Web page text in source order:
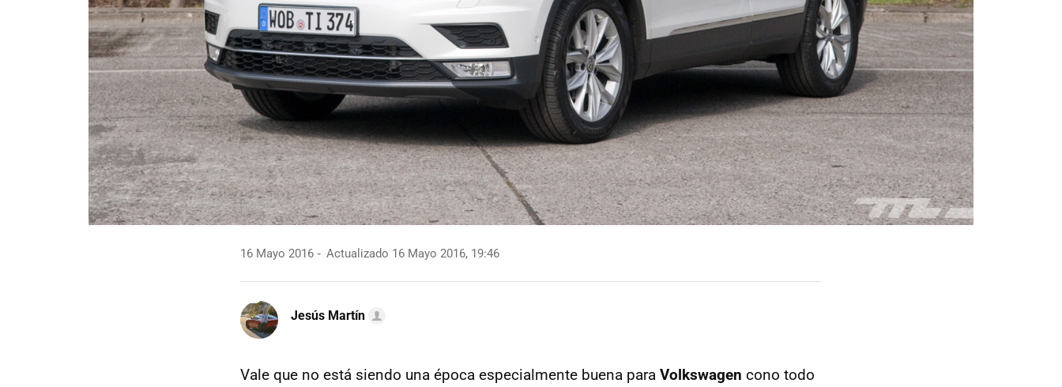
16 Mayo 2016 Actualizado 16 Mayo 2016, 19:46
Jesús Martín
Vale que no está siendo una época especialmente buena para Volkswagen cono todo